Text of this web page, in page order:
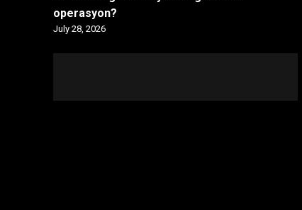
operasyon?
July 28, 2026